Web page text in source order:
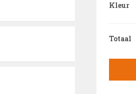
Kleur
Totaal